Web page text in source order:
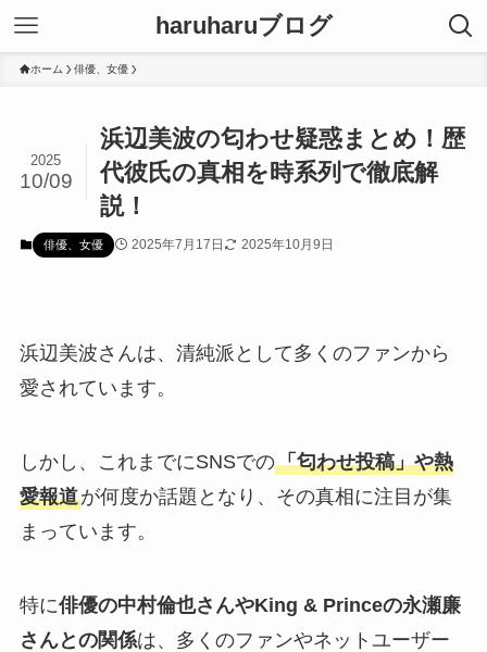
haruharuブログ
ホーム 俳優、女優
浜辺美波の匂わせ疑惑まとめ！歴
代彼氏の真相を時系列で徹底解
説！
2025
10/09
俳優、女優 2025年7月17日 2025年10月9日
浜辺美波さんは、清純派として多くのファンから
愛されています。
しかし、これまでにSNSでの「匂わせ投稿」や熱
愛報道が何度か話題となり、その真相に注目が集
まっています。
特に俳優の中村倫也さんやKing & Princeの永瀬廉
さんとの関係は、多くのファンやネットユーザー